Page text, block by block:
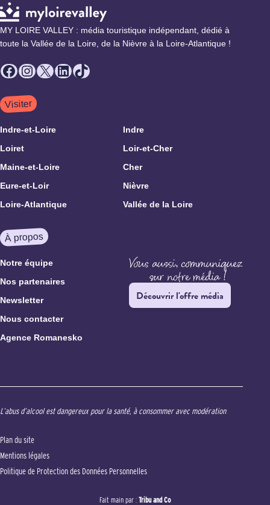
MY LOIRE VALLEY : média touristique indépendant, dédié à
toute la Vallée de la Loire, de la Nièvre à la Loire-Atlantique !
Facebook
Instagram
X LinkedIn
TikTok
Visiter
Indre-et-Loire
Indre
Loiret
Loir-et-Cher
Maine-et-Loire
Cher
Eure-et-Loir
Nièvre
Loire-Atlantique
Vallée de la Loire
À propos
Notre équipe
Nos partenaires
Newsletter
Nous contacter
Agence Romanesko
Découvrir l'offre média
L’abus d’alcool est dangereux pour la santé, à consommer avec modération
Plan du site
Mentions légales
Politique de Protection des Données Personnelles
Fait main par : Tribu and Co